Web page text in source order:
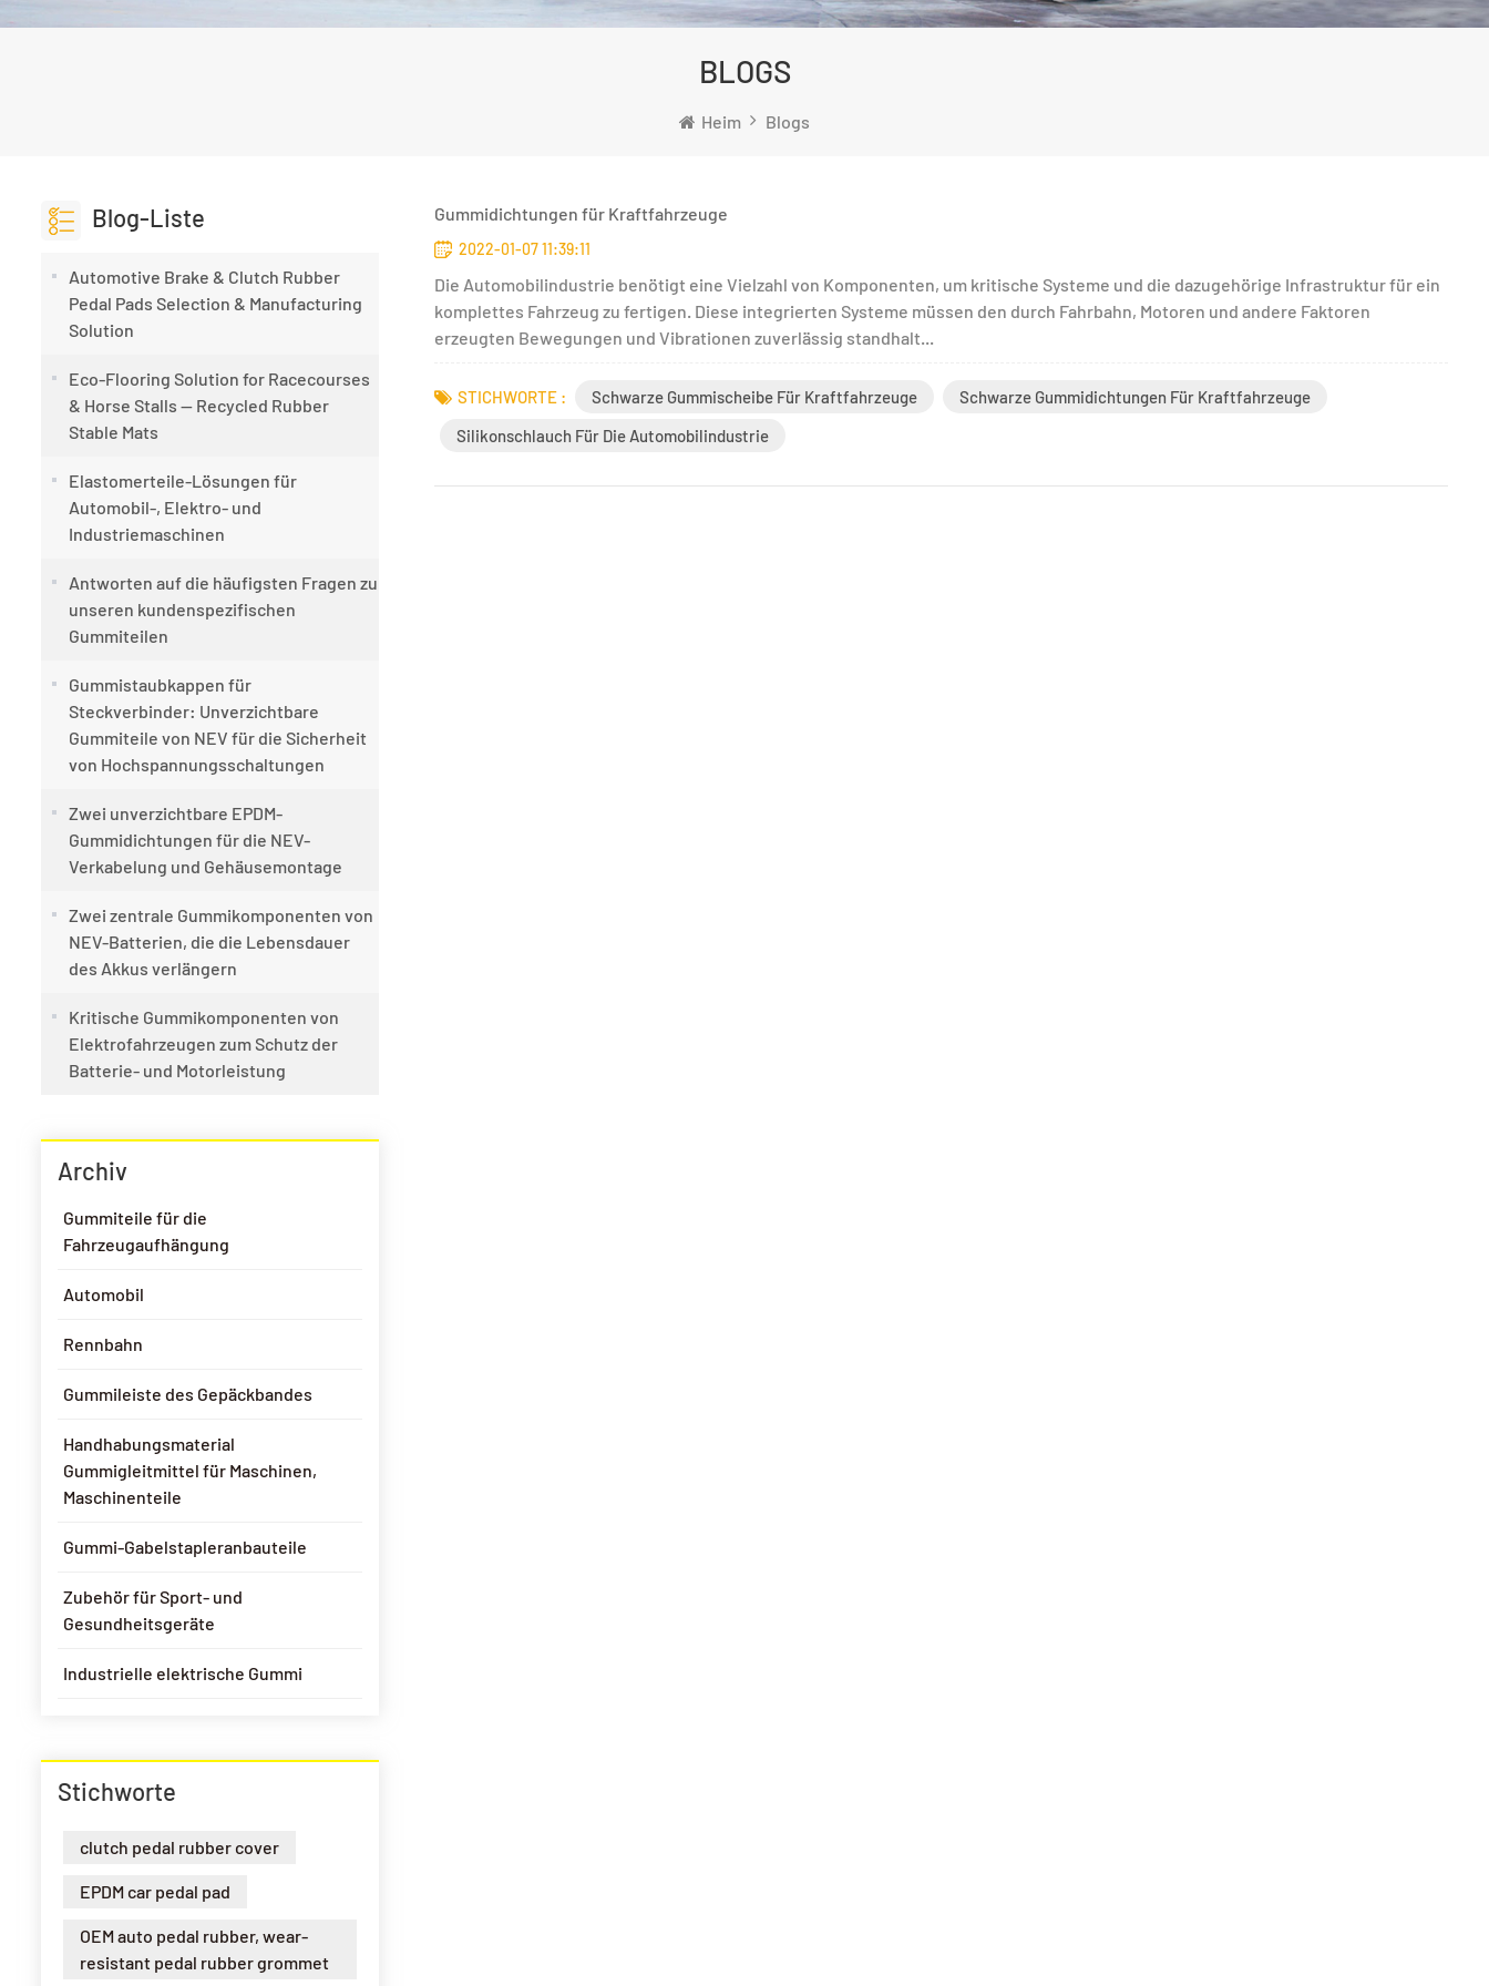
BLOGS
Heim Blogs
Blog-Liste
Automotive Brake & Clutch Rubber
Pedal Pads Selection & Manufacturing
Solution
Eco-Flooring Solution for Racecourses
& Horse Stalls — Recycled Rubber
Stable Mats
Elastomerteile-Lösungen für
Automobil-, Elektro- und
Industriemaschinen
Antworten auf die häufigsten Fragen zu
unseren kundenspezifischen
Gummiteilen
Gummistaubkappen für
Steckverbinder: Unverzichtbare
Gummiteile von NEV für die Sicherheit
von Hochspannungsschaltungen
Zwei unverzichtbare EPDM-
Gummidichtungen für die NEV-
Verkabelung und Gehäusemontage
Zwei zentrale Gummikomponenten von
NEV-Batterien, die die Lebensdauer
des Akkus verlängern
Kritische Gummikomponenten von
Elektrofahrzeugen zum Schutz der
Batterie- und Motorleistung
Archiv
Gummiteile für die
Fahrzeugaufhängung
Automobil
Rennbahn
Gummileiste des Gepäckbandes
Handhabungsmaterial
Gummigleitmittel für Maschinen,
Maschinenteile
Gummi-Gabelstapleranbauteile
Zubehör für Sport- und
Gesundheitsgeräte
Industrielle elektrische Gummi
Stichworte
clutch pedal rubber cover
EPDM car pedal pad
OEM auto pedal rubber, wear-
resistant pedal rubber grommet
Gummidichtungen für Kraftfahrzeuge
2022-01-07 11:39:11
Die Automobilindustrie benötigt eine Vielzahl von Komponenten, um kritische Systeme und die dazugehörige Infrastruktur für ein
komplettes Fahrzeug zu fertigen. Diese integrierten Systeme müssen den durch Fahrbahn, Motoren und andere Faktoren
erzeugten Bewegungen und Vibrationen zuverlässig standhalt...
STICHWORTE : Schwarze Gummischeibe Für Kraftfahrzeuge
Schwarze Gummidichtungen Für Kraftfahrzeuge
Silikonschlauch Für Die Automobilindustrie